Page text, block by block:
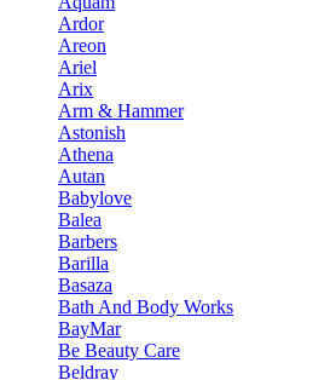
Ardor
Areon
Ariel
Arix
Arm & Hammer
Astonish
Athena
Autan
Babylove
Balea
Barbers
Barilla
Basaza
Bath And Body Works
BayMar
Be Beauty Care
Beldray